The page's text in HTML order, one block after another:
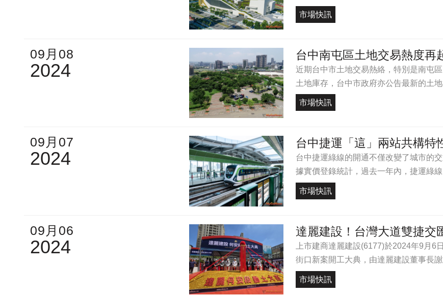
市場快訊
09月08
2024
台中南屯區土地交易熱度再
近期台中市土地交易熱絡，特別是南屯
土地庫存，台中市政府亦公告最新的土
市場快訊
09月07
2024
台中捷運「這」兩站共構特
台中捷運綠線的開通不僅改變了城市的
據實價登錄統計，過去一年內，捷運綠
市場快訊
09月06
2024
達麗建設！台灣大道雙捷交
上市建商達麗建設(6177)於2024年9月
街口新案開工大典，由達麗建設董事長
市場快訊